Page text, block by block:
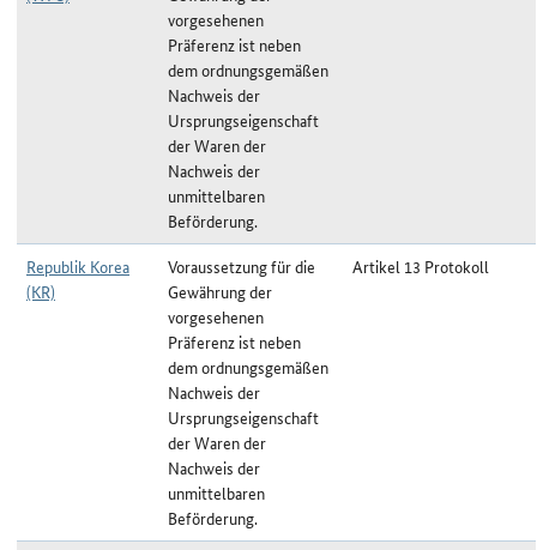
vorgesehenen
Präferenz ist neben
dem ordnungsgemäßen
Nachweis der
Ursprungseigenschaft
der Waren der
Nachweis der
unmittelbaren
Beförderung.
Republik Korea
(KR)
Voraussetzung für die
Gewährung der
vorgesehenen
Präferenz ist neben
dem ordnungsgemäßen
Nachweis der
Ursprungseigenschaft
der Waren der
Nachweis der
unmittelbaren
Beförderung.
Artikel 13 Protokoll